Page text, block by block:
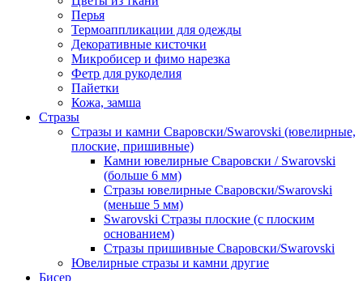
Перья
Термоаппликации для одежды
Декоративные кисточки
Микробисер и фимо нарезка
Фетр для рукоделия
Пайетки
Кожа, замша
Стразы
Стразы и камни Сваровски/Swarovski (ювелирные,
плоские, пришивные)
Камни ювелирные Сваровски / Swarovski
(больше 6 мм)
Стразы ювелирные Сваровски/Swarovski
(меньше 5 мм)
Swarovski Стразы плоские (с плоским
основанием)
Стразы пришивные Сваровски/Swarovski
Ювелирные стразы и камни другие
Бисер